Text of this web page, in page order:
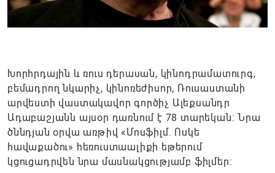
Խորհրդային և ռուս դերասան, կինոդրամատուրգ,
բեմադրող նկարիչ, կինոռեժիսոր, Ռուսաստանի
արվեստի վաստակավոր գործիչ Ալեքսանդր
Ադաբաշյանն այսօր դառնում է 78 տարեկան: Նրա
ծննդյան օրվա առթիվ «Մոսֆիլմ. Ոսկե
հավաքածու» հեռուստաալիքի եթերում
կցուցադրվեն նրա մասնակցությամբ ֆիլմեր։